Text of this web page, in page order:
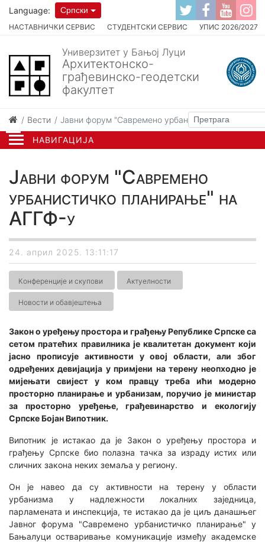
НАВИГАЦИЈА
НАСТАВНИЧКИ СЕРВИС СТУДЕНТСКИ СЕРВИС УПИС 2026/2027
Language: Српски
Универзитет у Бањој Луци
Архитектонско-
грађевинско-геодетски
факултет
Вести Јавни форум "Савремено урбанистичко
Јавни форум "Савремено
урбанистичко планирање" на
АГГФ-у
24. април 2025. 13:11:17
Конференције и скупови Актуелности
Новости и обавјештења
Закон о уређењу простора и грађењу Републике Српске са
сетом пратећих правилника је квалитетан документ који
јасно прописује активности у овој области, али због
одређених девијација у примјени на терену неопходно је
мијењати свијест у ком правцу треба ићи модерно
просторно планирање и урбанизам, поручио је министар
за просторно уређење, грађевинарство и екологију
Српске Бојан Випотник.
Випотник је истакао да је Закон о уређењу простора и
грађењу Српске био полазна тачка за израду истих или
сличних закона неких земаља у региону.
Он је навео да су активности на терену у области
урбанизма у надлежности локалних заједница,
парламената и инспекција, те истакао да је циљ данашњег
Јавног форума "Савремено урбанистичко планирање" у
Бањалуци остваривање комуникације између академске